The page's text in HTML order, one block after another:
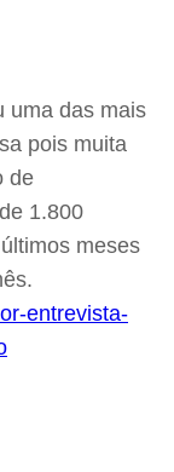
uma das mais
pois muita
de
1.800
meses